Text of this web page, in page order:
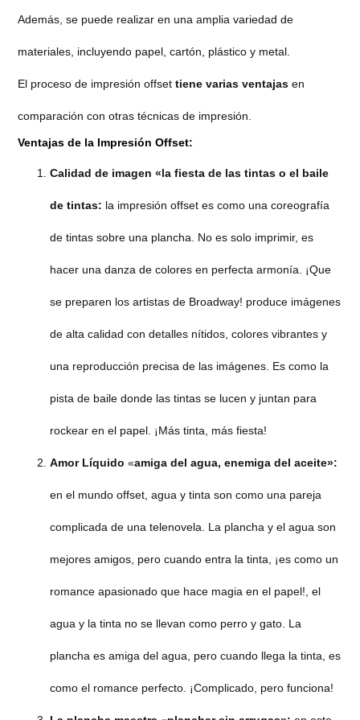
Además, se puede realizar en una amplia variedad de
materiales, incluyendo papel, cartón, plástico y metal.
El proceso de impresión offsettiene varias ventajas en
comparación con otras técnicas de impresión.
Ventajas de la Impresión Offset:
Calidad de imagen «la fiesta de las tintas o el baile
de tintas: la impresión offset es como una coreografía
de tintas sobre una plancha. No es solo imprimir, es
hacer una danza de colores en perfecta armonía. ¡Que
se preparen los artistas de Broadway! produce imágenes
de alta calidad con detalles nítidos, colores vibrantes y
una reproducción precisa de las imágenes. Es como la
pista de baile donde las tintas se lucen y juntan para
rockear en el papel. ¡Más tinta, más fiesta!
Amor Líquido «amiga del agua, enemiga del aceite»:
en el mundo offset, agua y tinta son como una pareja
complicada de una telenovela. La plancha y el agua son
mejores amigos, pero cuando entra la tinta, ¡es como un
romance apasionado que hace magia en el papel!, el
agua y la tinta no se llevan como perro y gato. La
plancha es amiga del agua, pero cuando llega la tinta, es
como el romance perfecto. ¡Complicado, pero funciona!